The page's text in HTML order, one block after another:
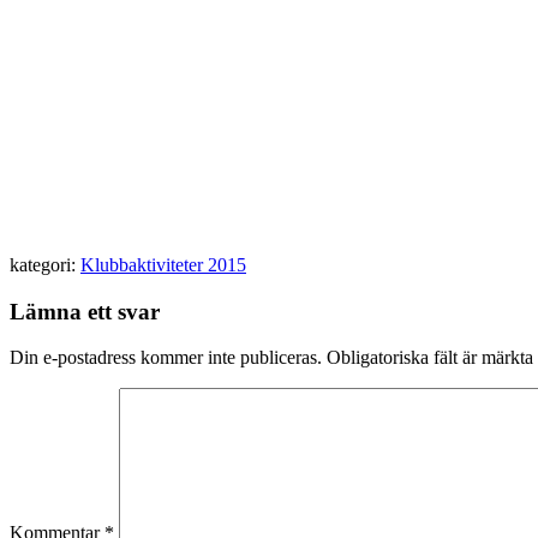
kategori: Klubbaktiviteter 2015
Lämna ett svar
Din e-postadress kommer inte publiceras. Obligatoriska fält är märkta
Kommentar *